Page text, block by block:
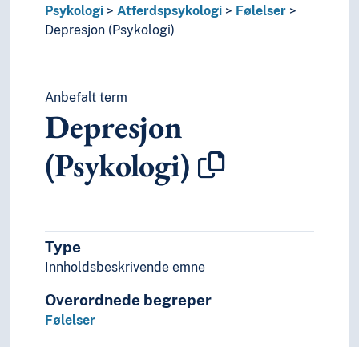
Mot
Munterhet
Overraskelse
Politikerforakt
Positivitet
Sanselighet
Saudade
Sinne
Sinnsstemning
Sjalusi
Skam
Skyld (Følelse)
Sorg
Psykologi Atferdspsykologi
Følelser
Depresjon (Psykologi)
Anbefalt term
Depresjon
(Psykologi)
Type
Innholdsbeskrivende emne
Overordnede begreper
Følelser